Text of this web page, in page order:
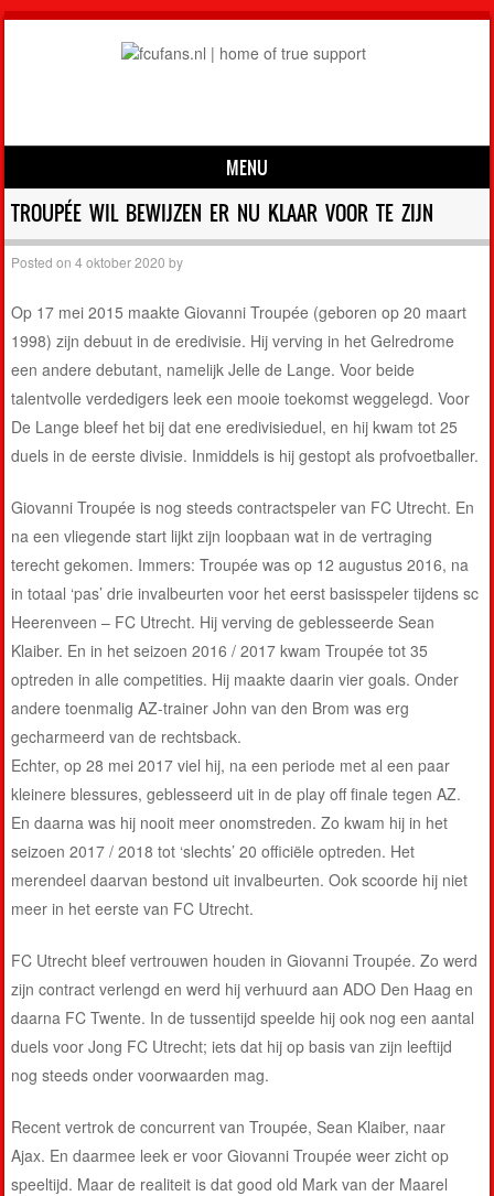
MENU
Skip to content
TROUPÉE WIL BEWIJZEN ER NU KLAAR VOOR TE ZIJN
Posted on4 oktober 2020 by
Op 17 mei 2015 maakte Giovanni Troupée (geboren op 20 maart
1998) zijn debuut in de eredivisie. Hij verving in het Gelredrome
een andere debutant, namelijk Jelle de Lange. Voor beide
talentvolle verdedigers leek een mooie toekomst weggelegd. Voor
De Lange bleef het bij dat ene eredivisieduel, en hij kwam tot 25
duels in de eerste divisie. Inmiddels is hij gestopt als profvoetballer.
Giovanni Troupée is nog steeds contractspeler van FC Utrecht. En
na een vliegende start lijkt zijn loopbaan wat in de vertraging
terecht gekomen. Immers: Troupée was op 12 augustus 2016, na
in totaal ‘pas’ drie invalbeurten voor het eerst basisspeler tijdens sc
Heerenveen – FC Utrecht. Hij verving de geblesseerde Sean
Klaiber. En in het seizoen 2016 / 2017 kwam Troupée tot 35
optreden in alle competities. Hij maakte daarin vier goals. Onder
andere toenmalig AZ-trainer John van den Brom was erg
gecharmeerd van de rechtsback.
Echter, op 28 mei 2017 viel hij, na een periode met al een paar
kleinere blessures, geblesseerd uit in de play off finale tegen AZ.
En daarna was hij nooit meer onomstreden. Zo kwam hij in het
seizoen 2017 / 2018 tot ‘slechts’ 20 officiële optreden. Het
merendeel daarvan bestond uit invalbeurten. Ook scoorde hij niet
meer in het eerste van FC Utrecht.
FC Utrecht bleef vertrouwen houden in Giovanni Troupée. Zo werd
zijn contract verlengd en werd hij verhuurd aan ADO Den Haag en
daarna FC Twente. In de tussentijd speelde hij ook nog een aantal
duels voor Jong FC Utrecht; iets dat hij op basis van zijn leeftijd
nog steeds onder voorwaarden mag.
Recent vertrok de concurrent van Troupée, Sean Klaiber, naar
Ajax. En daarmee leek er voor Giovanni Troupée weer zicht op
speeltijd. Maar de realiteit is dat good old Mark van der Maarel